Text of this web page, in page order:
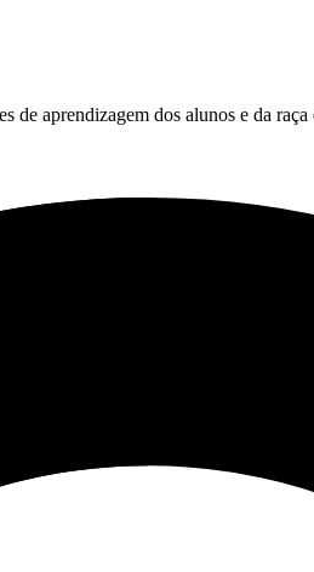
de aprendizagem dos alunos e da